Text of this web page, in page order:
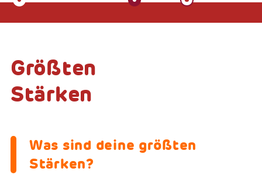
Größten
Stärken
Was sind deine größten
Stärken?